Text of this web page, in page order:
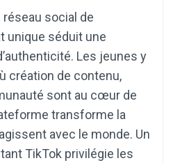
social de
unique séduit une
Les jeunes y
création de contenu,
sont au cœur de
transforme la
avec le monde. Un
TikTok privilégie les